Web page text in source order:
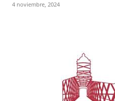
4 noviembre, 2024